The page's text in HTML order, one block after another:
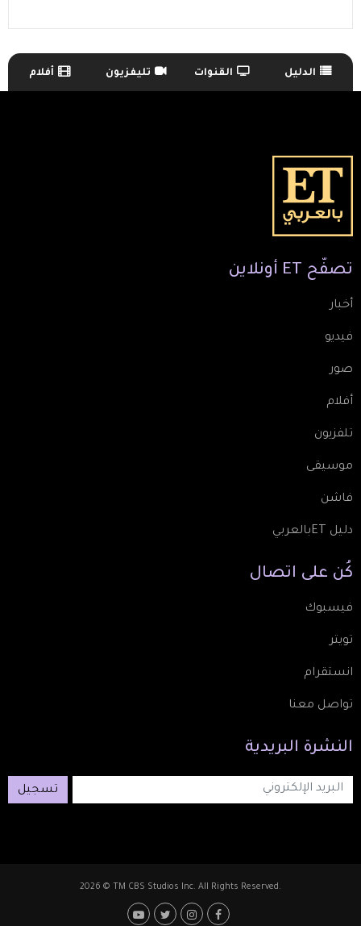
TV Guide Menu الدليل القنوات تليفزيون أفلام
تصفّح ET أونلاين
أخبار
فيديو
صور
أفلام
تلفزيون
موسيقى
فاشن
دليل ETبالعربي
كُن على اتصال
فيسبوك
تويتر
انستقرام
تواصل معنا
النشرة البريدية
تسجيل
2026 © TM CBS Studios Inc. All Rights Reserved.
Footer: Social Media